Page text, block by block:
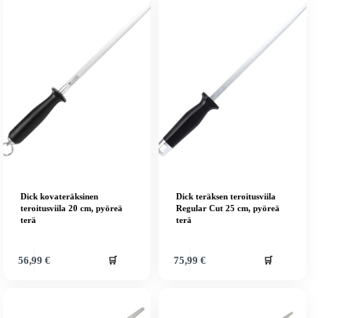
Dick kovateräksinen
teroitusviila 20 cm, pyöreä
terä
56,99 € 🛒
Dick teräksen teroitusviila
Regular Cut 25 cm, pyöreä
terä
75,99 € 🛒